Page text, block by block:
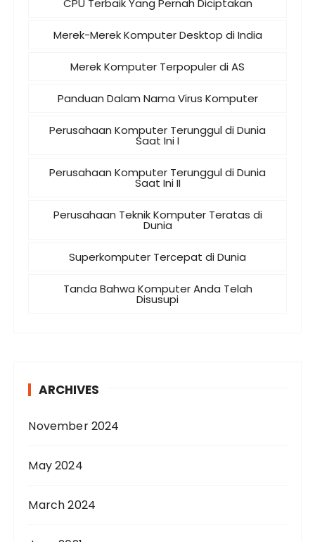
CPU Terbaik Yang Pernah Diciptakan
Merek-Merek Komputer Desktop di India
Merek Komputer Terpopuler di AS
Panduan Dalam Nama Virus Komputer
Perusahaan Komputer Terunggul di Dunia
Saat Ini I
Perusahaan Komputer Terunggul di Dunia
Saat Ini II
Perusahaan Teknik Komputer Teratas di
Dunia
Superkomputer Tercepat di Dunia
Tanda Bahwa Komputer Anda Telah
Disusupi
ARCHIVES
November 2024
May 2024
March 2024